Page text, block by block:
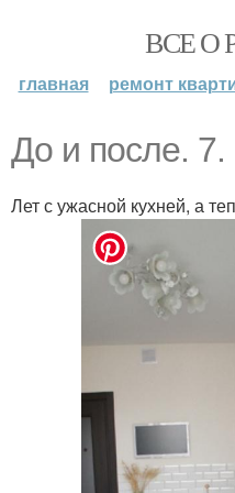
ВСЕ О
главная ремонт
До и после. 7.
Лет с ужасной кухней, а